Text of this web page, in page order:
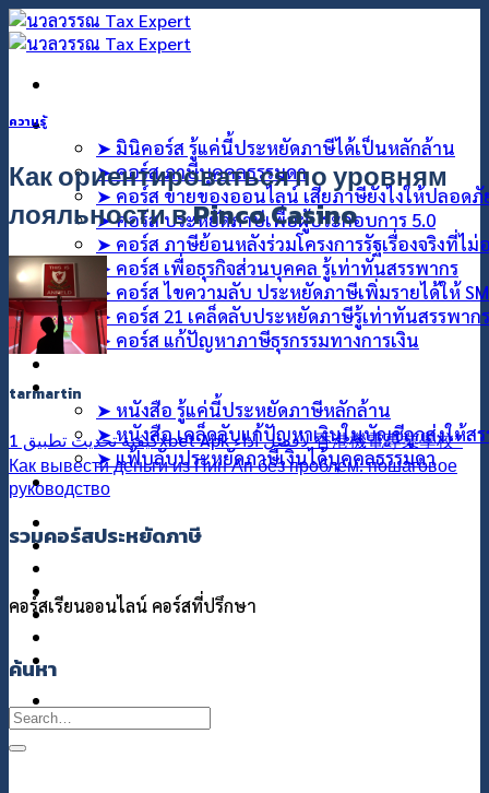
➤ มินิคอร์ส รู้แค่นี้ประหยัดภาษีได้เป็นหลักล้าน
➤ คอร์ส ภาษีบุคคลธรรมดา
➤ คอร์ส ขายของออนไลน์ เสียภาษียังไงให้ปลอดภั
➤ คอร์ส ประหยัดภาษีเพื่อผู้ประกอบการ 5.0
➤ คอร์ส ภาษีย้อนหลังร่วมโครงการรัฐเรื่องจริงที่ไม่
➤ คอร์ส เพื่อธุรกิจส่วนบุคคล รู้เท่าทันสรรพากร
➤ คอร์ส ไขความลับ ประหยัดภาษีเพิ่มรายได้ให้
➤ คอร์ส 21 เคล็ดลับประหยัดภาษีรู้เท่าทันสรรพากร
➤ คอร์ส แก้ปัญหาภาษีธุรกรรมทางการเงิน
สินค้า
➤ หนังสือ รู้แค่นี้ประหยัดภาษีหลักล้าน
➤ หนังสือ เคล็ดลับแก้ปัญหาเงินในบัญชีถูกส่งให้สร
➤ แฟ้บลับประหยัดภาษีเงินได้บุคคลธรรมดา
บทความ
แกลอรี่
เกี่ยวกับเรา
ความรู้
Как ориентироваться по уровням
лояльности в Pinco Casino
tarmartin
كيفية تحديث تطبيق 1xbet Apk لأفضل أداء 香港機電專業學校”
Как вывести деньги из Пин Ап без проблем: пошаговое
руководство
รวมคอร์สประหยัดภาษี
คอร์สเรียนออนไลน์ คอร์สที่ปรึกษา
ค้นหา